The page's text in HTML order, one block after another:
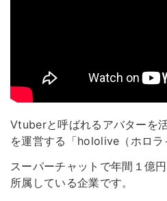
Vtuberと呼ばれるアバターを
を運営する「hololive（ホロラ
スーパーチャットで年間１億
所属している企業です。